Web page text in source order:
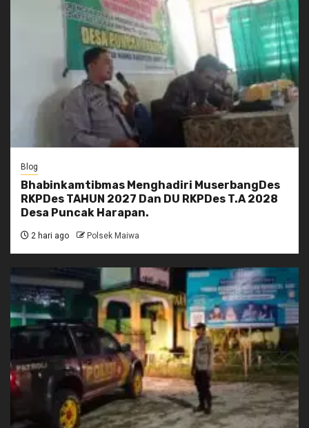
Blog
Bhabinkamtibmas Menghadiri MuserbangDes
RKPDes TAHUN 2027 Dan DU RKPDes T.A 2028
Desa Puncak Harapan.
2 hari ago Polsek Maiwa